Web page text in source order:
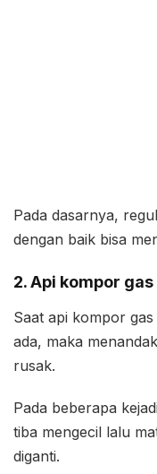
Pada dasarnya,
dengan baik bisa
2. Api kompor
Saat api kompor
ada, maka
rusak.
Pada beberapa
tiba mengecil lalu
diganti.